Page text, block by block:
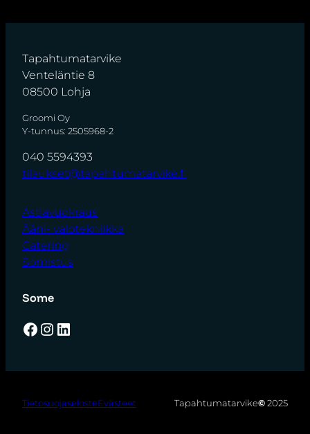
Tapahtumatarvike
Venteläntie 8
08500 Lohja
Groomi Oy
Y-tunnus: 2505968-2
040 5594393
tilaukset@tapahtumatarvike.fi
Astiavuokraus
Ääni- valotekniikka
Catering
Somistus
Some
Facebook Instagram LinkedIn
TietosuojaselosteEvästeet Tapahtumatarvike©2025